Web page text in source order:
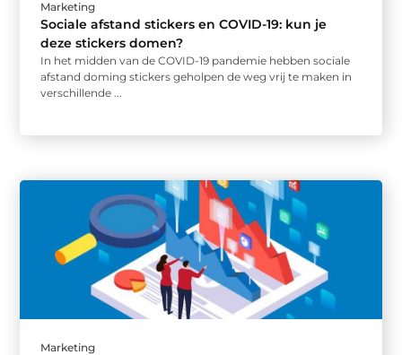
Marketing
Sociale afstand stickers en COVID-19: kun je
deze stickers domen?
In het midden van de COVID-19 pandemie hebben sociale
afstand doming stickers geholpen de weg vrij te maken in
verschillende ...
Marketing